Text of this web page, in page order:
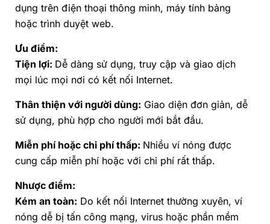
dụng trên điện thoại thông minh, máy tính bảng
hoặc trình duyệt web.
Ưu điểm:
Tiện lợi: Dễ dàng sử dụng, truy cập và giao dịch
mọi lúc mọi nơi có kết nối Internet.
Thân thiện với người dùng: Giao diện đơn giản, dễ
sử dụng, phù hợp cho người mới bắt đầu.
Miễn phí hoặc chi phí thấp: Nhiều ví nóng được
cung cấp miễn phí hoặc với chi phí rất thấp.
Nhược điểm:
Kém an toàn: Do kết nối Internet thường xuyên, ví
nóng dễ bị tấn công mạng, virus hoặc phần mềm